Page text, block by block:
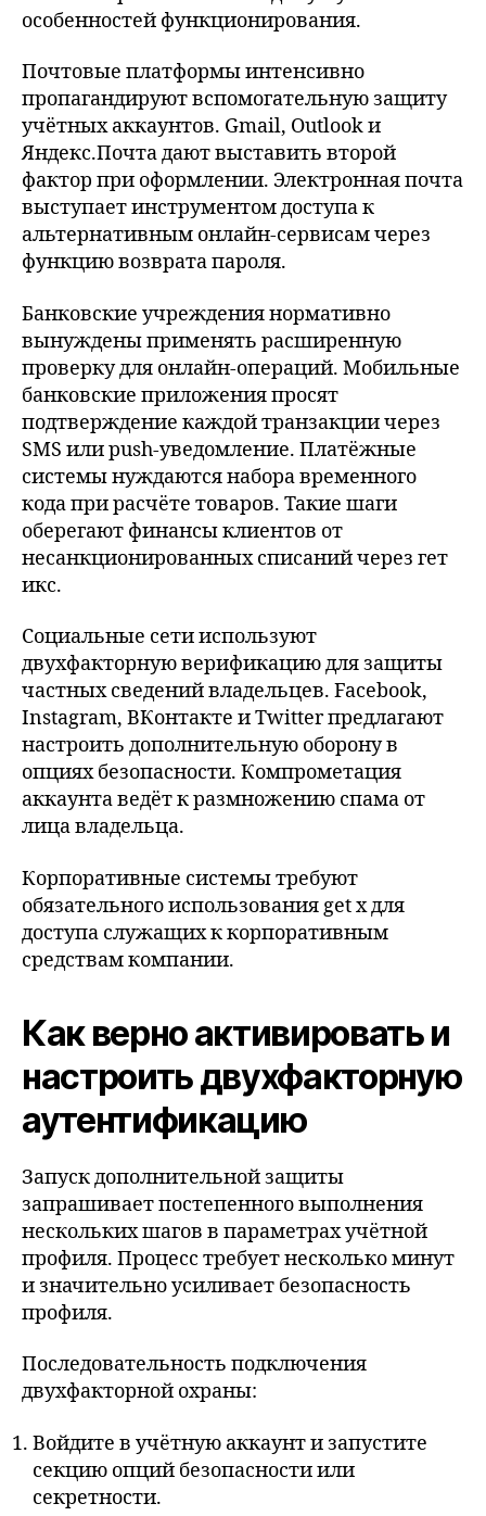
особенностей функционирования.
Почтовые платформы интенсивно
пропагандируют вспомогательную защиту
учётных аккаунтов. Gmail, Outlook и
Яндекс.Почта дают выставить второй
фактор при оформлении. Электронная почта
выступает инструментом доступа к
альтернативным онлайн-сервисам через
функцию возврата пароля.
Банковские учреждения нормативно
вынуждены применять расширенную
проверку для онлайн-операций. Мобильные
банковские приложения просят
подтверждение каждой транзакции через
SMS или push-уведомление. Платёжные
системы нуждаются набора временного
кода при расчёте товаров. Такие шаги
оберегают финансы клиентов от
несанкционированных списаний через гет
икс.
Социальные сети используют
двухфакторную верификацию для защиты
частных сведений владельцев. Facebook,
Instagram, ВКонтакте и Twitter предлагают
настроить дополнительную оборону в
опциях безопасности. Компрометация
аккаунта ведёт к размножению спама от
лица владельца.
Корпоративные системы требуют
обязательного использования get x для
доступа служащих к корпоративным
средствам компании.
Как верно активировать и
настроить двухфакторную
аутентификацию
Запуск дополнительной защиты
запрашивает постепенного выполнения
нескольких шагов в параметрах учётной
профиля. Процесс требует несколько минут
и значительно усиливает безопасность
профиля.
Последовательность подключения
двухфакторной охраны:
Войдите в учётную аккаунт и запустите
секцию опций безопасности или
секретности.